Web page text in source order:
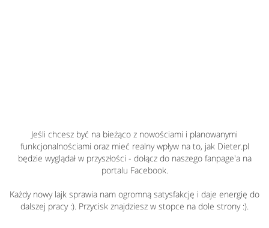
Jeśli chcesz być na bieżąco z nowościami i planowanymi
funkcjonalnościami oraz mieć realny wpływ na to, jak Dieter.pl
będzie wyglądał w przyszłości - dołącz do naszego fanpage'a na
portalu Facebook.
Każdy nowy lajk sprawia nam ogromną satysfakcję i daje energię do
dalszej pracy :). Przycisk znajdziesz w stopce na dole strony :).